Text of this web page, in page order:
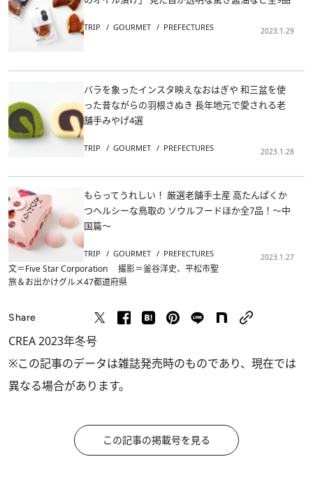
TRIP GOURMET PREFECTURES 2023.1.29
バラを象ったインスタ映えなおはぎや 和三盆を使
った昔ながらの羽根さぬき 長年地元で愛される老
舗手みやげ4選
TRIP GOURMET PREFECTURES 2023.1.28
もらってうれしい！ 厳選老舗手土産 高たんぱくか
つヘルシーな鳥取の ソウルフードほか全7品！～中
国篇～
TRIP GOURMET PREFECTURES 2023.1.27
文＝Five Star Corporation 撮影＝釜谷洋史、平松市聖
旅＆お出かけグルメ47都道府県
Share
CREA 2023年冬号
※この記事のデータは雑誌発売時のものであり、現在では
異なる場合があります。
この記事の掲載号を見る